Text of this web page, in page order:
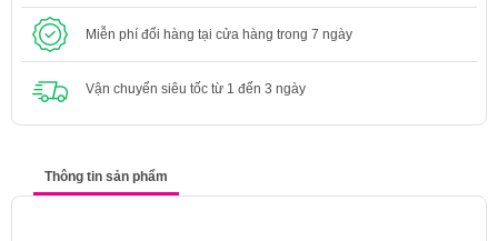
Miễn phí đổi hàng tại cửa hàng trong 7 ngày
Vận chuyển siêu tốc từ 1 đến 3 ngày
Thông tin sản phẩm